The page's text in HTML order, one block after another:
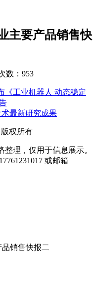
主要产品销售快
数： 953
《工业机器人 动态稳定
最新研究成果
权所有
理，仅用于信息展示。
或邮箱